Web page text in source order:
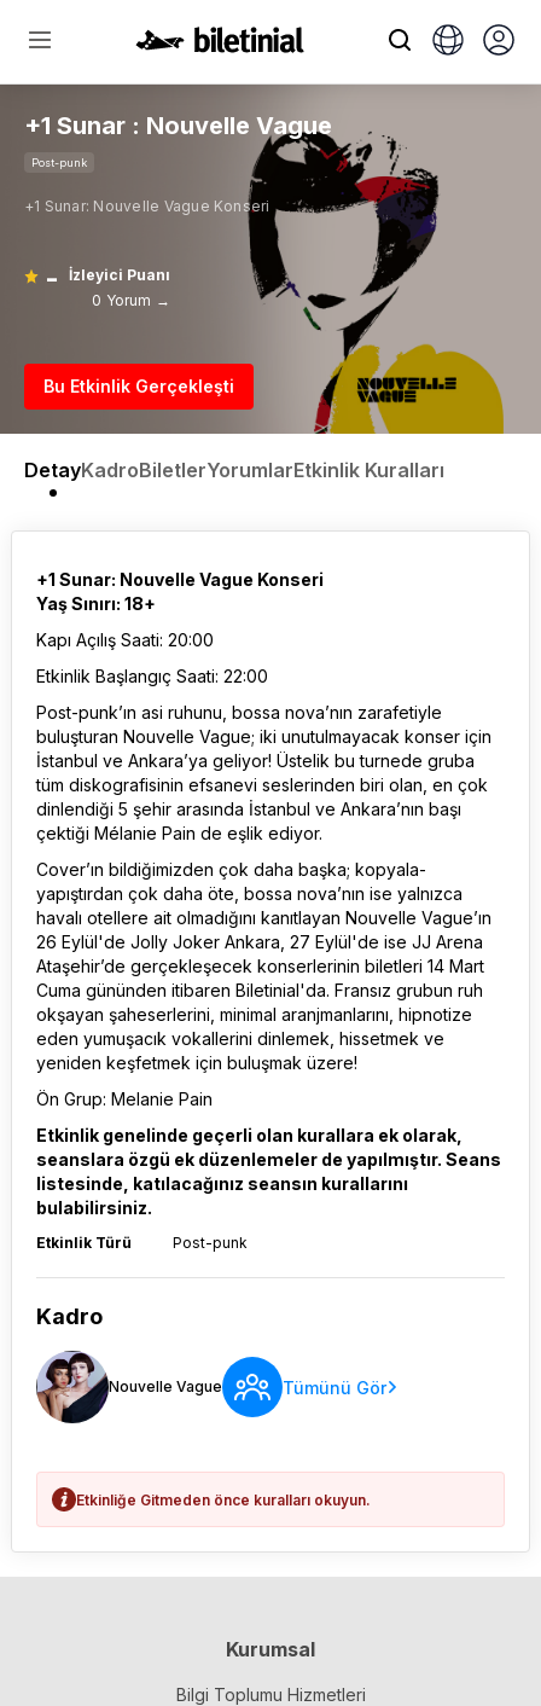
+1 Sunar : Nouvelle Vague
Post-punk
+1 Sunar: Nouvelle Vague Konseri
-
İzleyici Puanı
0 Yorum →
Bu Etkinlik Gerçekleşti
DetayKadroBiletlerYorumlarEtkinlik Kuralları
+1 Sunar: Nouvelle Vague Konseri
Yaş Sınırı: 18+
Kapı Açılış Saati: 20:00
Etkinlik Başlangıç Saati: 22:00
Post-punk’ın asi ruhunu, bossa nova’nın zarafetiyle
buluşturan Nouvelle Vague; iki unutulmayacak konser için
İstanbul ve Ankara’ya geliyor! Üstelik bu turnede gruba
tüm diskografisinin efsanevi seslerinden biri olan, en çok
dinlendiği 5 şehir arasında İstanbul ve Ankara’nın başı
çektiği Mélanie Pain de eşlik ediyor.
Cover’ın bildiğimizden çok daha başka; kopyala-
yapıştırdan çok daha öte, bossa nova’nın ise yalnızca
havalı otellere ait olmadığını kanıtlayan Nouvelle Vague’ın
26 Eylül'de Jolly Joker Ankara, 27 Eylül'de ise JJ Arena
Ataşehir’de gerçekleşecek konserlerinin biletleri 14 Mart
Cuma gününden itibaren Biletinial'da. Fransız grubun ruh
okşayan şaheserlerini, minimal aranjmanlarını, hipnotize
eden yumuşacık vokallerini dinlemek, hissetmek ve
yeniden keşfetmek için buluşmak üzere!
Ön Grup: Melanie Pain
Etkinlik genelinde geçerli olan kurallara ek olarak,
seanslara özgü ek düzenlemeler de yapılmıştır. Seans
listesinde, katılacağınız seansın kurallarını
bulabilirsiniz.
Etkinlik Türü Post-punk
Kadro
Nouvelle Vague Tümünü Gör
Etkinliğe Gitmeden önce kuralları okuyun.
Kurumsal
Bilgi Toplumu Hizmetleri